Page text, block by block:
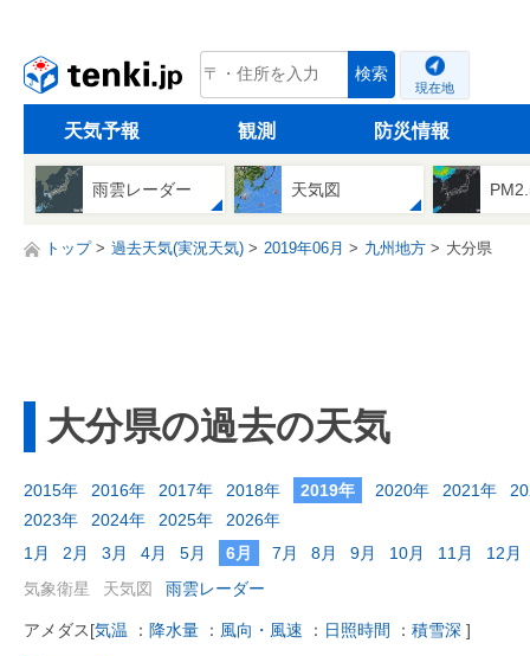
tenki.jp 検索
現在地
天気予報 観測 防災情報
雨雲レーダー 天気図
トップ 過去天気(実況天気) 2019年06月 九州地方 大分県
大分県の過去の天気
2015年 2016年 2017年 2018年 2019年 2020年 2021年
2023年
2024年 2025年
2026年
1月
2月 3月 4月 5月 6月 7月 8月 9月 10月 11月
12月
気象衛星
天気図 雨雲レーダー
アメダス[気温 ： 降水量 ： 風向・風速 ： 日照時間 ： 積雪深 ]